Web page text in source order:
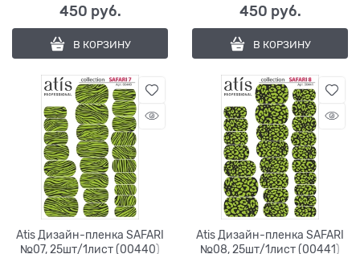
450 руб.
В КОРЗИНУ
450 руб.
В КОРЗИНУ
Atis Дизайн-пленка SAFARI
№07, 25шт/1лист (00440)
Atis Дизайн-пленка SAFARI
№08, 25шт/1лист (00441)